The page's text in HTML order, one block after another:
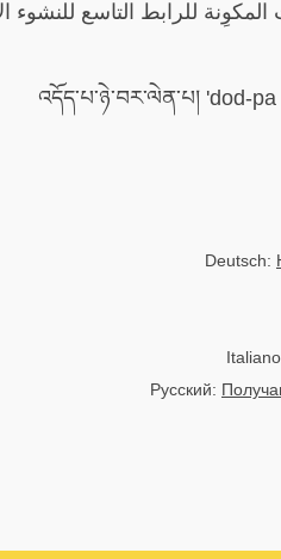
للرابط التاسع للنشوء
Deutsch:
Русский: